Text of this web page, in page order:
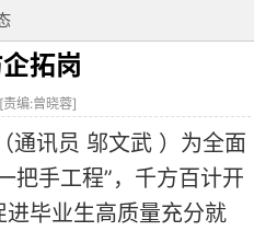
拓岗
责编:曾晓蓉]
讯员 邬文武 ）为全面
把手工程”，千方百计开
毕业生高质量充分就